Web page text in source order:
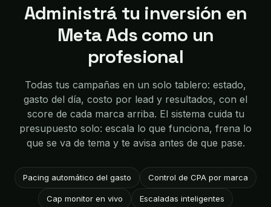
Administrá tu inversión en
Meta Ads como un
profesional
Todas tus campañas en un solo tablero: estado,
gasto del día, costo por lead y resultados, con el
score de cada marca arriba. El sistema cuida tu
presupuesto solo: escala lo que funciona, frena lo
que se va de tema y te avisa antes de que pase.
Pacing automático del gasto Control de CPA por marca
Cap monitor en vivo Escaladas inteligentes